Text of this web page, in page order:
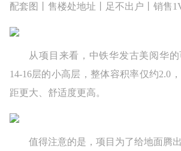
配套图丨售楼处地址丨足不出户丨销售
从项目来看，中铁华发古美阅华的
14-16层的小高层，整体容积率仅约2.0
距更大、舒适度更高。
值得注意的是，项目为了给地面腾出